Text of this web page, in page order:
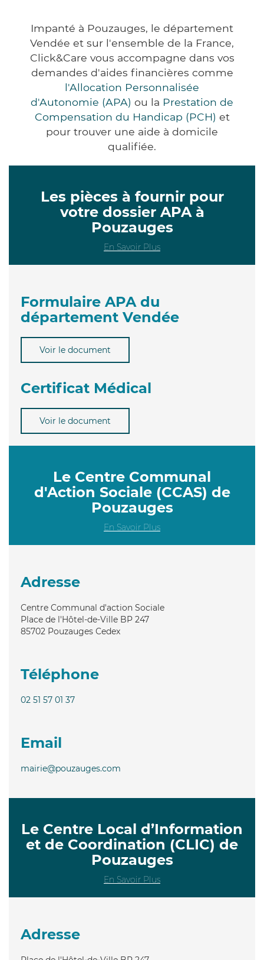
Impanté à Pouzauges, le département
Vendée et sur l'ensemble de la France,
Click&Care vous accompagne dans vos
demandes d'aides financières comme
l'Allocation Personnalisée
d'Autonomie (APA) ou la Prestation de
Compensation du Handicap (PCH) et
pour trouver une aide à domicile
qualifiée.
Les pièces à fournir pour
votre dossier APA à
Pouzauges
En Savoir Plus
Formulaire APA du
département Vendée
Voir le document
Certificat Médical
Voir le document
Le Centre Communal
d'Action Sociale (CCAS) de
Pouzauges
En Savoir Plus
Adresse
Centre Communal d'action Sociale
Place de l'Hôtel-de-Ville BP 247
85702 Pouzauges Cedex
Téléphone
02 51 57 01 37
Email
mairie@pouzauges.com
Le Centre Local d’Information
et de Coordination (CLIC) de
Pouzauges
En Savoir Plus
Adresse